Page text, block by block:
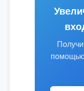
помощью